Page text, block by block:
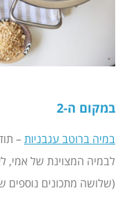
במקום ה-2
במיה ברוטב עגבניות–
לבמיה המצוינת של אמי,
(שלושה מתכונים